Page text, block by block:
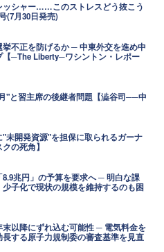
ッシャー……このストレスどう抜こう
(7月30日発売)
不正を防げるか ─ 中東外交を進め中
【─The Liberty─ワシントン・レポー
"と習主席の後継者問題【澁谷司──中
未開発資源"を担保に取られるガーナ
の死角】
兆円」の予算を要求へ ─ 明白な課
子化で現状の規模を維持するのも困
末以降にずれ込む可能性 ─ 電気料金を
する原子力規制委の審査基準を見直